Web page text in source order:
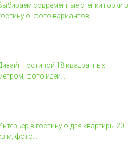
современные стенки горки в
фото вариантов...
гостиной 18 квадратных
фото идеи...
в гостиную для квартиры 20
м, фото...